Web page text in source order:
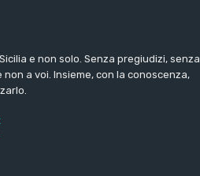
e non solo. Senza pregiudizi, senza
a voi. Insieme, con la conoscenza,